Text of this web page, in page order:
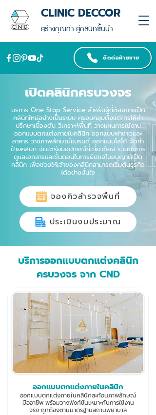
สร้างคุณค่า สู่คลินิกชั้นนำ
CLINIC DECCOR
ติดต่อฝ่ายขาย
เปิดคลินิกครบวงจร
บริการ One Stop Service สำหรับผู้ที่ต้องการเปิด
คลินิกใหม่อย่างเป็นระบบ ครอบคลุมตั้งแต่การให้คำ
ปรึกษาเบื้องต้น วิเคราะห์พื้นที่ วางแผนการใช้งาน
ออกแบบตกแต่งภายในคลินิก ออกแบบฟาซาดและ
อาคาร วางภาพลักษณ์แบรนด์ ออกแบบโลโก้ จัดทำ
ป้ายคลินิก จัดเตรียมอุปกรณ์ที่เกี่ยวข้อง รวมถึงการ
ดูแลเอกสารและขั้นตอนในการยื่นขอใบอนุญาตเปิด
คลินิก เพื่อช่วยให้เจ้าของคลินิกสามารถเริ่มต้นธุรกิจ
ได้อย่างมั่นใจ
จองคิวสำรวจพื้นที่
ประเมินงบประมาณ
บริการออกแบบตกแต่งคลินิก
ครบวงจร จาก CND
ออกแบบตกแต่งภายในคลินิก
ออกแบบตกแต่งภายในคลินิกสะท้อนภาพลักษณ์
มืออาชีพ พร้อมวางฟังก์ชันเหมาะกับการใช้งาน
จริง ถูกต้องตามมาตรฐานสถานพยาบาล